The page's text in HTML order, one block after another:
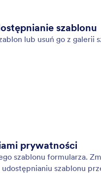
szablonu
lub usuń go z galerii
prywatności
szablonu formularza.
szablonu